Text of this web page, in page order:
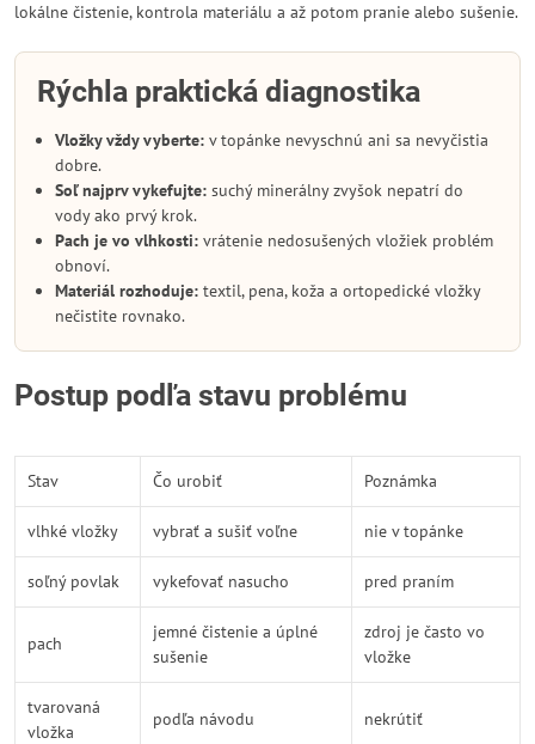
lokálne čistenie, kontrola materiálu a až potom pranie alebo sušenie.
Rýchla praktická diagnostika
Vložky vždy vyberte: v topánke nevyschnú ani sa nevyčistia
dobre.
Soľ najprv vykefujte: suchý minerálny zvyšok nepatrí do
vody ako prvý krok.
Pach je vo vlhkosti: vrátenie nedosušených vložiek problém
obnoví.
Materiál rozhoduje: textil, pena, koža a ortopedické vložky
nečistite rovnako.
Postup podľa stavu problému
Stav Čo urobiť Poznámka
vlhké vložky vybrať a sušiť voľne nie v topánke
soľný povlak vykefovať nasucho pred praním
pach
jemné čistenie a úplné
sušenie
zdroj je často vo
vložke
tvarovaná
vložka
podľa návodu nekrútiť